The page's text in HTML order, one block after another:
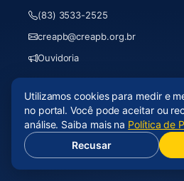
(83) 3533-2525
creapb@creapb.org.br
Ouvidoria
© 2026 CREA-PB · Todos os direitos
Acessibilidade
Mapa do site· LGPD
Desenvolvido por
Utilizamos cookies para medir e
no portal. Você pode aceitar ou
análise. Saiba mais na Política de
Recusar